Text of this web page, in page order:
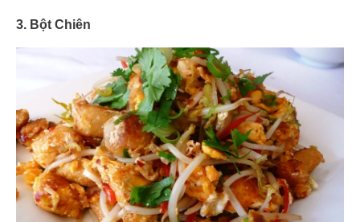
3. Bột Chiên